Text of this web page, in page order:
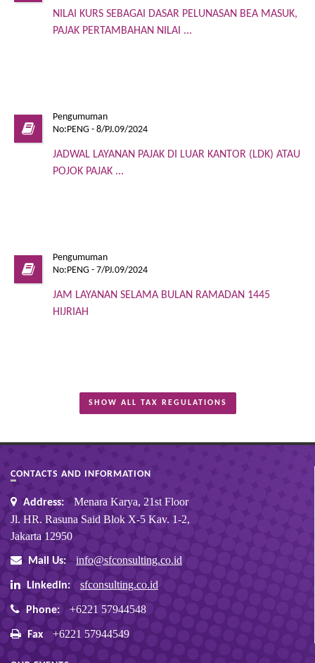
NILAI KURS SEBAGAI DASAR PELUNASAN BEA MASUK,
PAJAK PERTAMBAHAN NILAI ...
Pengumuman
No:PENG - 8/PJ.09/2024
JADWAL LAYANAN PAJAK DI LUAR KANTOR (LDK) ATAU
POJOK PAJAK ...
Pengumuman
No:PENG - 7/PJ.09/2024
JAM LAYANAN SELAMA BULAN RAMADAN 1445
HIJRIAH
SHOW ALL TAX REGULATIONS
CONTACTS AND INFORMATION
Address:
Menara Karya, 21st Floor
Jl. HR. Rasuna Said Blok X-5 Kav. 1-2,
Jakarta 12950
Mail Us: info@sfconsulting.co.id
Linkedin: sfconsulting.co.id
Phone: +6221 57944548
Fax +6221 57944549